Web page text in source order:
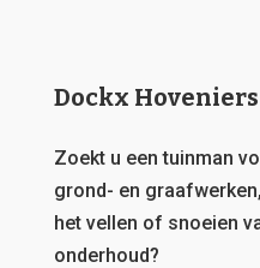
Dockx Hoveniers
Zoekt u een tuinman
grond- en
het vellen of snoeien
onderhoud?